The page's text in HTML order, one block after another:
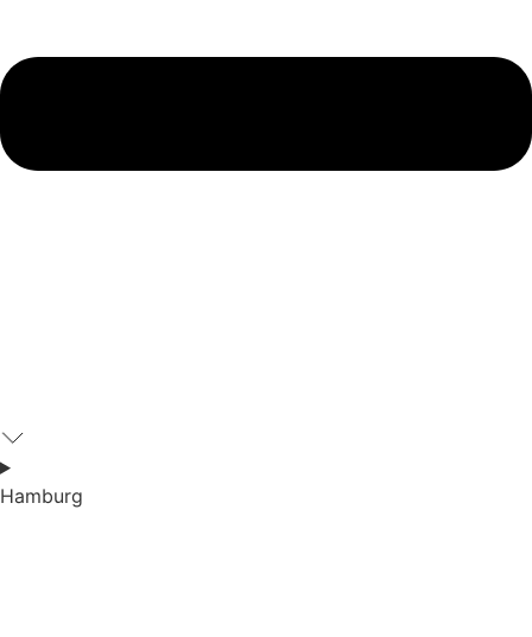
Hamburg